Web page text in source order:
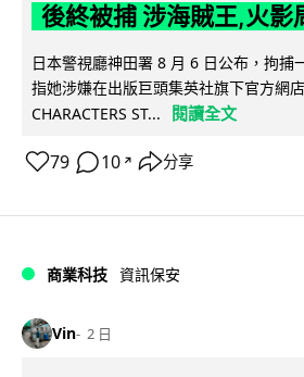
後終被捕 涉海賊王,火影
日本警視廳神田署 8 月 6 日公布，拘捕
指她涉嫌在出版巨頭集英社旗下官方網
CHARACTERS ST...
閱讀全文
79 10 ↗ 分享
商業科技 資訊保安
Vin 2 日